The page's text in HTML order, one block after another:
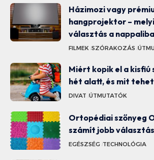
Házimozi vagy
hangprojektor –
választás a
FILMEK SZÓRAKOZÁS
Miért kopik el a kisfiú
hét alatt, és mit
DIVAT ÚTMUTATÓK
Ortopédiai szőnyeg
számít jobb
EGÉSZSÉG TECHNOLÓGIA